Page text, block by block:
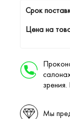
Cрок
Цена на
Мы